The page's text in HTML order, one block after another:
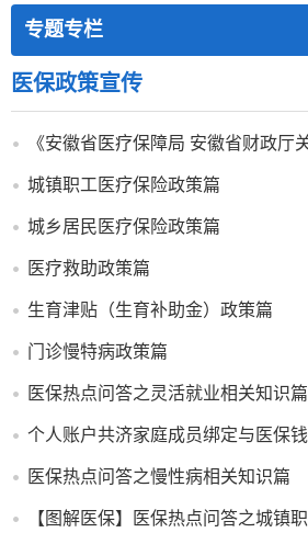
专题专栏
医保政策宣传
城镇职工医疗保险政策篇
城乡居民医疗保险政策篇
医疗救助政策篇
生育津贴（生育补助金）政策篇
门诊慢特病政策篇
医保热点问答之灵活就业相关知识篇
医保热点问答之慢性病相关知识篇